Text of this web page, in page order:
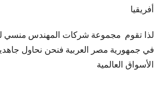
أفريقيا
في جمهورية مصر العربية فنحن نحاول
الأسواق العالمية